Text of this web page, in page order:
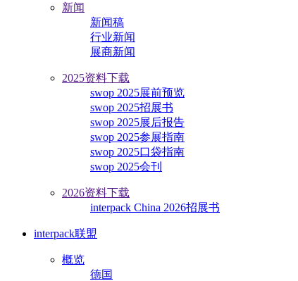
新闻
新闻稿
行业新闻
展商新闻
2025资料下载
swop 2025展前预览
swop 2025招展书
swop 2025展后报告
swop 2025参展指南
swop 2025口袋指南
swop 2025会刊
2026资料下载
interpack China 2026招展书
interpack联盟
概览
德国